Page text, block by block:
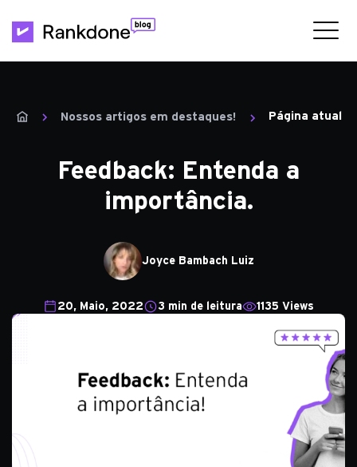
Nossos artigos em destaques! Página atual
Feedback: Entenda a
importância.
Joyce Bambach Luiz
20, Maio, 2022 3 min de leitura 1135 Views